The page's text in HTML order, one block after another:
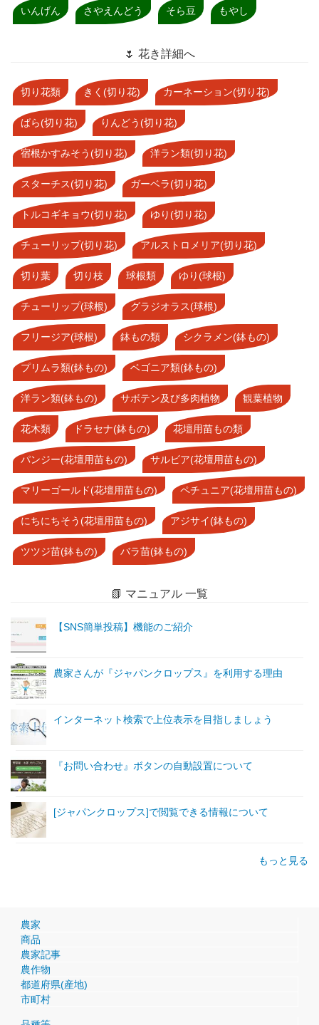
いんげん さやえんどう そら豆 もやし
🌷 花き詳細へ
切り花類 きく(切り花) カーネーション(切り花)
ばら(切り花) りんどう(切り花)
宿根かすみそう(切り花) 洋ラン類(切り花)
スターチス(切り花) ガーベラ(切り花)
トルコギキョウ(切り花) ゆり(切り花)
チューリップ(切り花) アルストロメリア(切り花)
切り葉 切り枝 球根類 ゆり(球根)
チューリップ(球根) グラジオラス(球根)
フリージア(球根) 鉢もの類 シクラメン(鉢もの)
プリムラ類(鉢もの) ベゴニア類(鉢もの)
洋ラン類(鉢もの) サボテン及び多肉植物 観葉植物
花木類 ドラセナ(鉢もの) 花壇用苗もの類
パンジー(花壇用苗もの) サルビア(花壇用苗もの)
マリーゴールド(花壇用苗もの) ペチュニア(花壇用苗もの)
にちにちそう(花壇用苗もの) アジサイ(鉢もの)
ツツジ苗(鉢もの) バラ苗(鉢もの)
📗 マニュアル 一覧
【SNS簡単投稿】機能のご紹介
農家さんが『ジャパンクロップス』を利用する理由
インターネット検索で上位表示を目指しましょう
『お問い合わせ』ボタンの自動設置について
[ジャパンクロップス]で閲覧できる情報について
もっと見る
農家
商品
農家記事
農作物
都道府県(産地)
市町村